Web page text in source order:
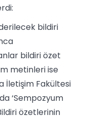
bildiri
bildiri özet
metinleri ise
İletişim Fakültesi
‘Sempozyum
özetlerinin